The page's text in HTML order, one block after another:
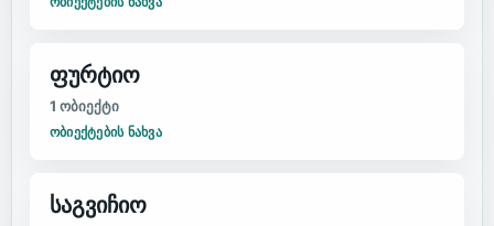
ფურტიო
1 ობიექტი
ᲝᲑᲘᲔᲥᲢᲔᲑᲘᲡ ᲜᲐᲮᲕᲐ
საგვიჩიო